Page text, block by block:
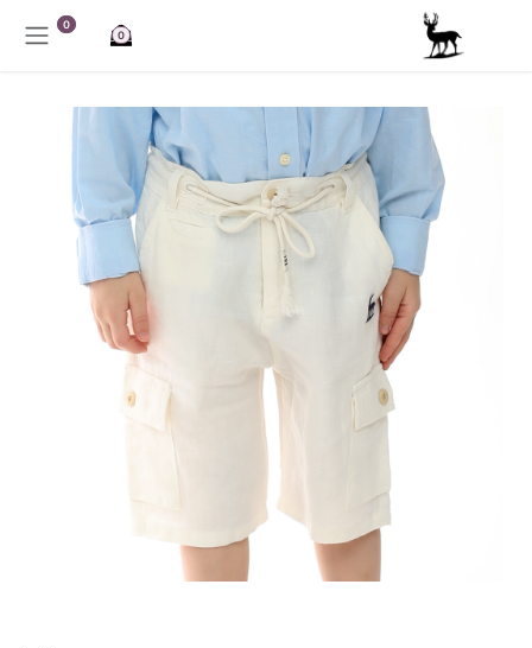
تخطي للذهاب إلى المحتوى
0
0